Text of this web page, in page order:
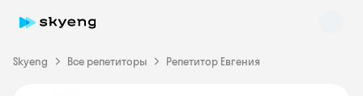
Skyeng Все репетиторы Репетитор Евгения